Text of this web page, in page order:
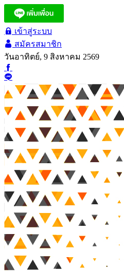
เข้าสู่ระบบ
สมัครสมาชิก
วันอาทิตย์, 9 สิงหาคม 2569